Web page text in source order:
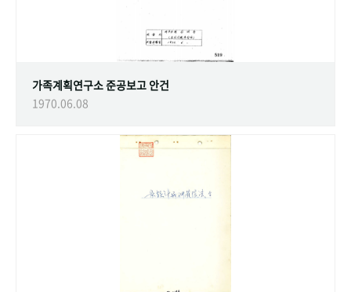
가족계획연구소 준공보고 안건
1970.06.08